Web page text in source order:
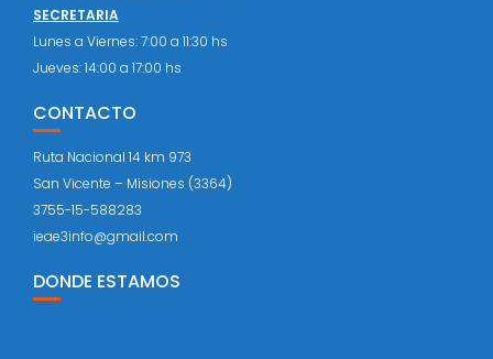
SECRETARIA
Lunes a Viernes: 7:00 a 11:30 hs
Jueves: 14:00 a 17:00 hs
CONTACTO
Ruta Nacional 14 km 973
San Vicente – Misiones (3364)
3755-15-588283
ieae3info@gmail.com
DONDE ESTAMOS